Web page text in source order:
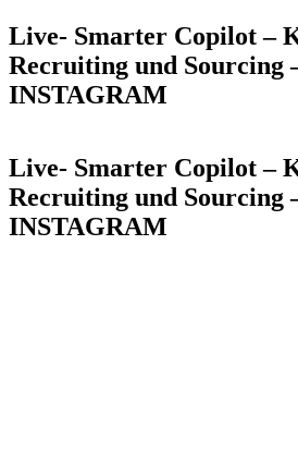
Live- Smarter Copilot –
Recruiting und Sourcing
INSTAGRAM
Live- Smarter Copilot –
Recruiting und Sourcing
INSTAGRAM